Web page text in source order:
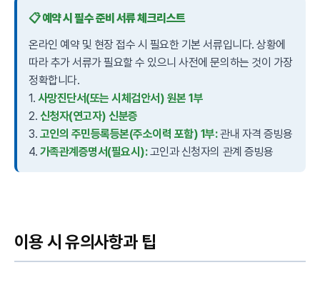
📋 예약 시 필수 준비 서류 체크리스트
온라인 예약 및 현장 접수 시 필요한 기본 서류입니다. 상황에
따라 추가 서류가 필요할 수 있으니 사전에 문의하는 것이 가장
정확합니다.
1. 사망진단서(또는 시체검안서) 원본 1부
2. 신청자(연고자) 신분증
3. 고인의 주민등록등본(주소이력 포함) 1부:관내 자격 증빙용
4. 가족관계증명서(필요시):고인과 신청자의 관계 증빙용
이용 시 유의사항과 팁